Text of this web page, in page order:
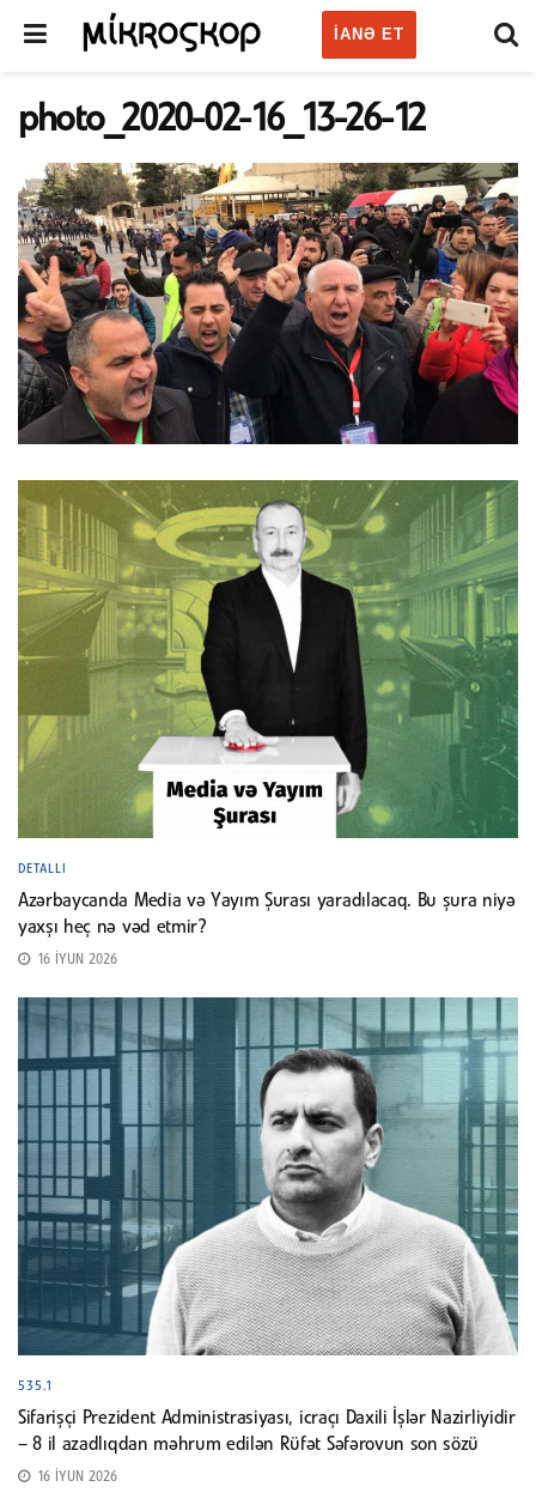
IANƏ ET
photo_2020-02-16_13-26-12
DETALLI
Azərbaycanda Media və Yayım Şurası yaradılacaq. Bu şura niyə
yaxşı heç nə vəd etmir?
16 İYUN 2026
535.1
Sifarişçi Prezident Administrasiyası, icraçı Daxili İşlər Nazirliyidir
– 8 il azadlıqdan məhrum edilən Rüfət Səfərovun son sözü
16 İYUN 2026